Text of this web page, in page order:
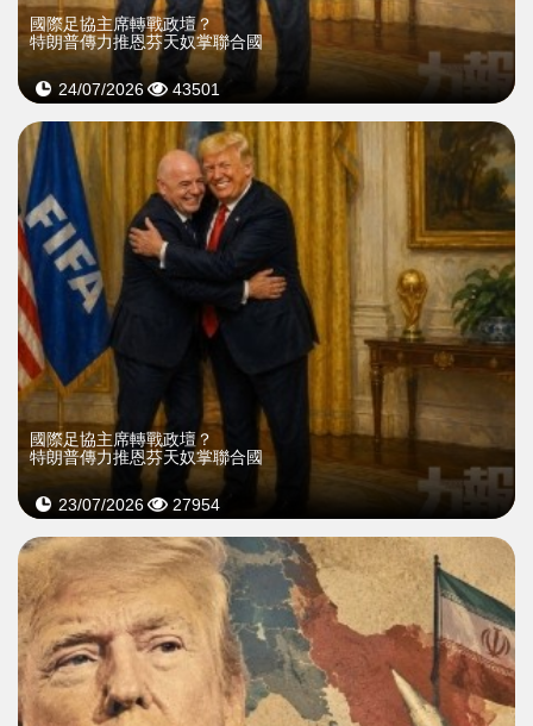
國際足協主席轉戰政壇？
特朗普傳力推恩芬天奴掌聯合國
24/07/2026 43501
國際足協主席轉戰政壇？
特朗普傳力推恩芬天奴掌聯合國
23/07/2026 27954